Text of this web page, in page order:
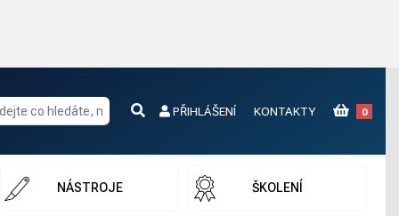
PŘIHLÁŠENÍ KONTAKTY 0
NÁSTROJE ŠKOLENÍ